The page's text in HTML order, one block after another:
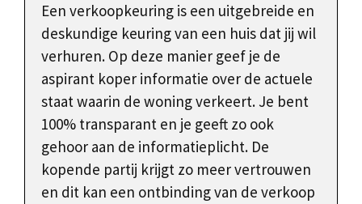
Een verkoopkeuring is een uitgebreide en
deskundige keuring van een huis dat jij wil
verhuren. Op deze manier geef je de
aspirant koper informatie over de actuele
staat waarin de woning verkeert. Je bent
100% transparant en je geeft zo ook
gehoor aan de informatieplicht. De
kopende partij krijgt zo meer vertrouwen
en dit kan een ontbinding van de verkoop